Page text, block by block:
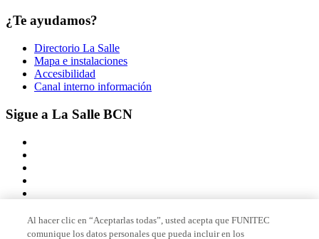
¿Te ayudamos?
Directorio La Salle
Mapa e instalaciones
Accesibilidad
Canal interno información
Sigue a La Salle BCN
Al hacer clic en “Aceptarlas todas”, usted acepta que FUNITEC
comunique los datos personales que pueda incluir en los